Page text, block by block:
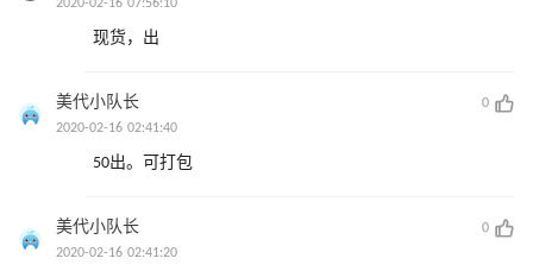
2020-02-16 07:56:10
现货，出
美代小队长
0
2020-02-16 02:41:40
50出。可打包
美代小队长
0
2020-02-16 02:41:20